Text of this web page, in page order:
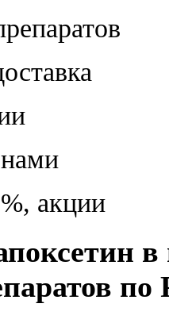
акции
по